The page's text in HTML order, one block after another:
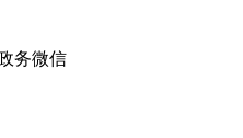
务微信